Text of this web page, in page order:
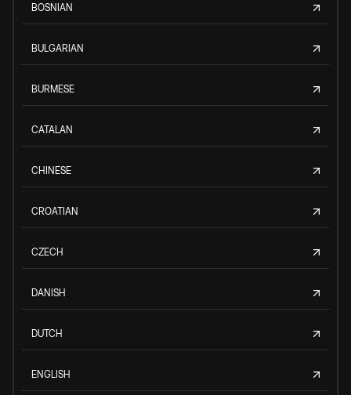
BOSNIAN
BULGARIAN
BURMESE
CATALAN
CHINESE
CROATIAN
CZECH
DANISH
DUTCH
ENGLISH